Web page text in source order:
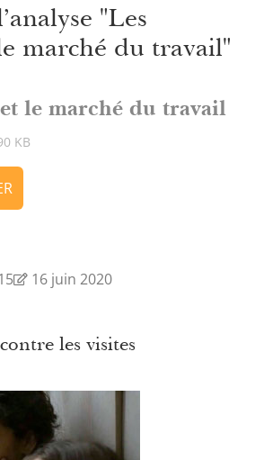
"Les
marché du travail"
le marché du travail
KB
16 juin 2020
les visites